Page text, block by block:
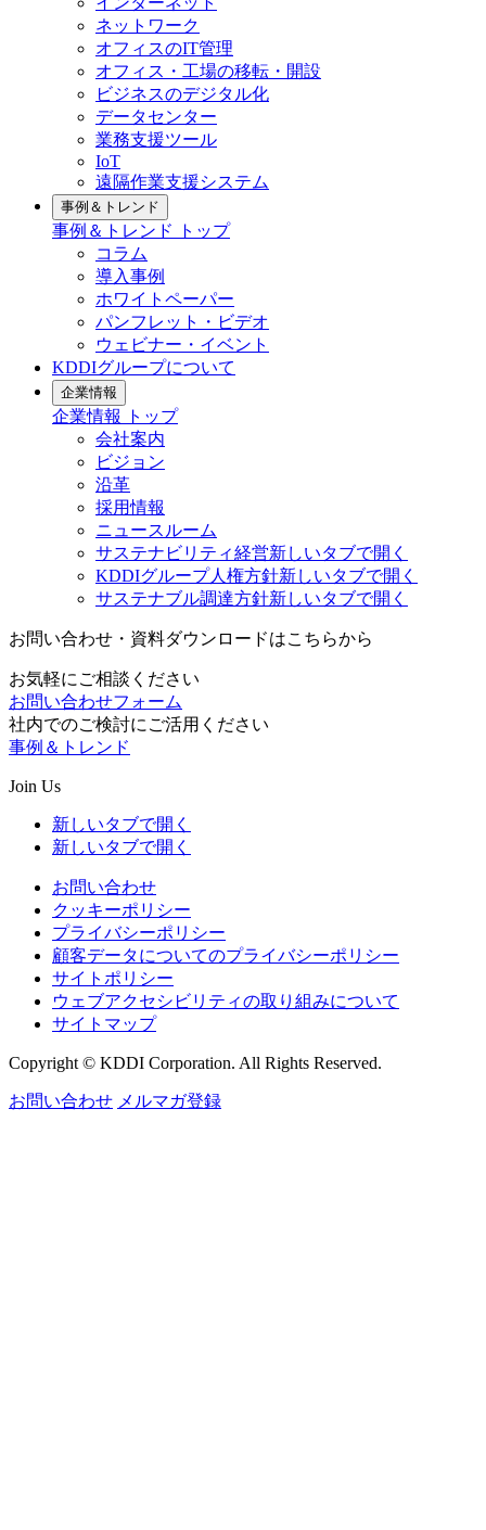
ネットワーク
オフィスのIT管理
オフィス・工場の移転・開設
ビジネスのデジタル化
データセンター
業務支援ツール
IoT
遠隔作業支援システム
事例＆トレンド
事例＆トレンド
トップ
コラム
導入事例
ホワイトペーパー
パンフレット・ビデオ
ウェビナー・イベント
KDDIグループについて
企業情報
企業情報
トップ
会社案内
ビジョン
沿革
採用情報
ニュースルーム
サステナビリティ経営新しいタブで開く
KDDIグループ人権方針新しいタブで開く
サステナブル調達方針新しいタブで開く
お問い合わせ・資料ダウンロードはこちらから
お気軽にご相談ください
お問い合わせフォーム
社内でのご検討にご活用ください
事例＆トレンド
Join Us
新しいタブで開く
新しいタブで開く
お問い合わせ
クッキーポリシー
プライバシーポリシー
顧客データについてのプライバシーポリシー
サイトポリシー
ウェブアクセシビリティの取り組みについて
サイトマップ
Copyright © KDDI Corporation. All Rights Reserved.
お問い合わせ メルマガ登録